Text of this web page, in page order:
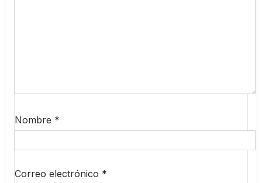
Nombre *
Correo electrónico *